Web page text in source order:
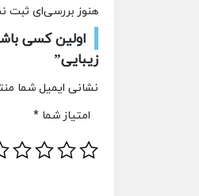
هنوز بررسی‌ای ثبت
اولین کسی
زیبایی”
نشانی ایمیل شما
امتیاز شما *